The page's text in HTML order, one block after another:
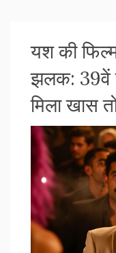
यश की
झलक: 39वें
मिला खास